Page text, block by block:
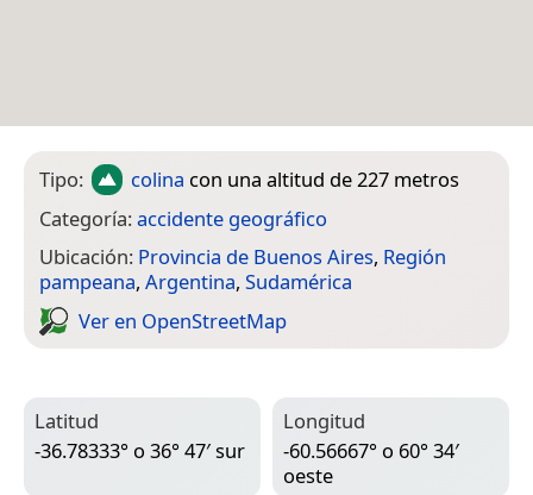
Tipo: colina con una altitud de 227 metros
Categoría:accidente geográfico
Ubicación: Provincia de Buenos Aires, Región
pampeana, Argentina, Sudamérica
Ver en Open­Street­Map
Latitud
-36.78333° o 36° 47′ sur
Longitud
-60.56667° o 60° 34′
oeste